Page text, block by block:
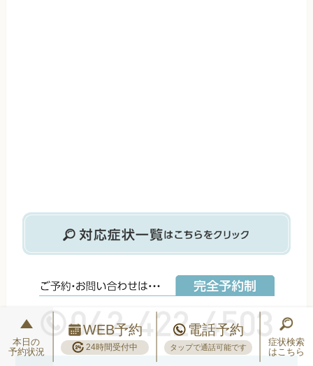
本日の
予約状況
WEB予約
24時間受付中
電話予約
タップで通話可能です
症状検索
はこちら